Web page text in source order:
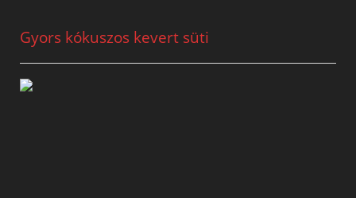
Gyors kókuszos kevert süti